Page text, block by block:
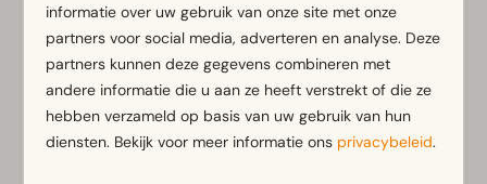
Badkamer(s) beneden: 1
Douche(cabine)
Toilet(ten) in badkamer(s): 1
informatie over uw gebruik van onze site met onze
partners voor social media, adverteren en analyse. Deze
partners kunnen deze gegevens combineren met
andere informatie die u aan ze heeft verstrekt of die ze
hebben verzameld op basis van uw gebruik van hun
diensten. Bekijk voor meer informatie ons privacybeleid.